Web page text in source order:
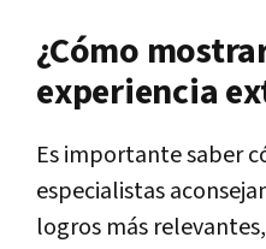
¿Cómo
experiencia
Es importante saber
especialistas
logros más